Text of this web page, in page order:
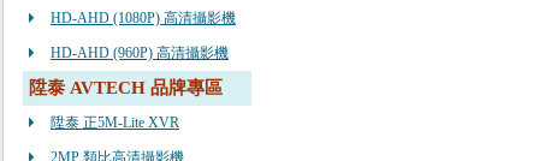
HD-AHD (1080P) 高清攝影機
HD-AHD (960P) 高清攝影機
陞泰 AVTECH 品牌專區
陞泰 正5M-Lite XVR
2MP 類比高清攝影機